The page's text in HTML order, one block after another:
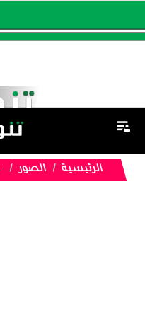
الرئيسية الصور